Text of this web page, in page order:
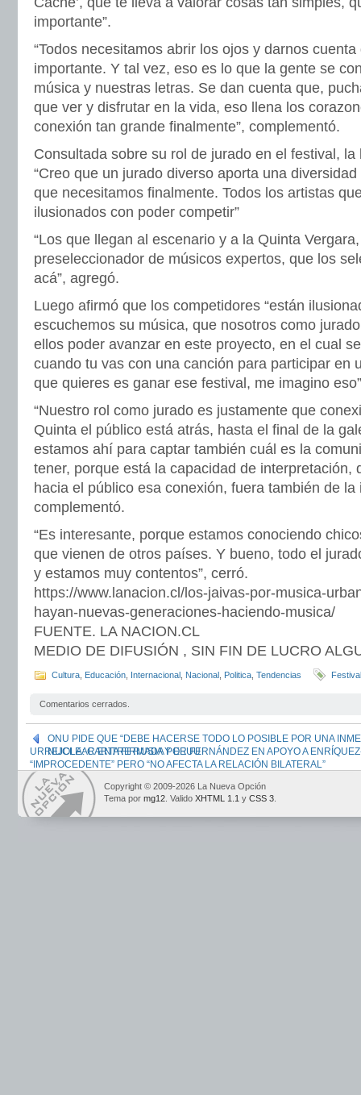
importante”.
“Todos necesitamos abrir los ojos y darnos
importante. Y tal vez, eso es lo que la gente se
música y nuestras letras. Se dan cuenta que,
que ver y disfrutar en la vida, eso llena los
conexión tan grande finalmente”, complementó.
Consultada sobre su rol de jurado en el festival,
“Creo que un jurado diverso aporta una
que necesitamos finalmente. Todos los artistas
ilusionados con poder competir”
“Los que llegan al escenario y a la Quinta
preseleccionador de músicos expertos, que los
acá”, agregó.
Luego afirmó que los competidores “están
escuchemos su música, que nosotros como
ellos poder avanzar en este proyecto, en el cual
cuando tu vas con una canción para participar en
que quieres es ganar ese festival, me imagino
“Nuestro rol como jurado es justamente que
Quinta el público está atrás, hasta el final de la
estamos ahí para captar también cuál es la
tener, porque está la capacidad de interpretación,
hacia el público esa conexión, fuera también de la
complementó.
“Es interesante, porque estamos conociendo
que vienen de otros países. Y bueno, todo el
y estamos muy contentos”, cerró.
https://www.lanacion.cl/los-jaivas-por-musica-
hayan-nuevas-generaciones-haciendo-musica/
FUENTE. LA NACION.CL
MEDIO DE DIFUSIÓN , SIN FIN DE LUCRO
Cultura Educación Internacional Nacional Politica Tendencias
Comentarios cerrados.
ONU PIDE QUE “DEBE HACERSE TODO LO POSIBLE POR UNA
NUCLEAR ENTRE RUSIA Y EEUU
URREJOLA: CARTA FIRMADA POR FERNÁNDEZ EN APOYO A
“IMPROCEDENTE” PERO “NO AFECTA LA RELACIÓN BILATERAL”
Copyright © 2009-2026 La Nueva Opción
Tema por mg12 . Valido XHTML 1.1 y CSS 3